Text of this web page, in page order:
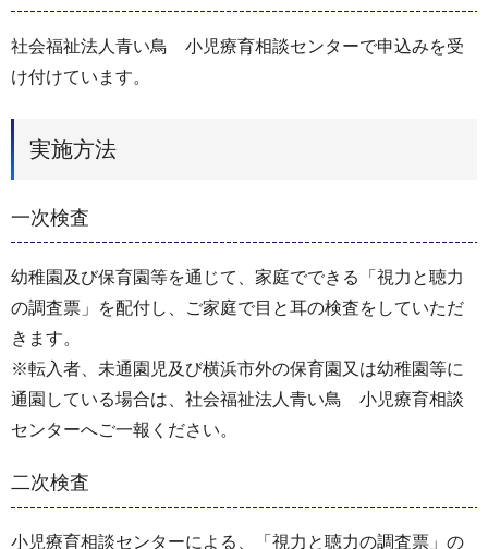
社会福祉法人青い鳥 小児療育相談センターで申込みを受
け付けています。
実施方法
一次検査
幼稚園及び保育園等を通じて、家庭でできる「視力と聴力
の調査票」を配付し、ご家庭で目と耳の検査をしていただ
きます。
※転入者、未通園児及び横浜市外の保育園又は幼稚園等に
通園している場合は、社会福祉法人青い鳥 小児療育相談
センターへご一報ください。
二次検査
小児療育相談センターによる、「視力と聴力の調査票」の